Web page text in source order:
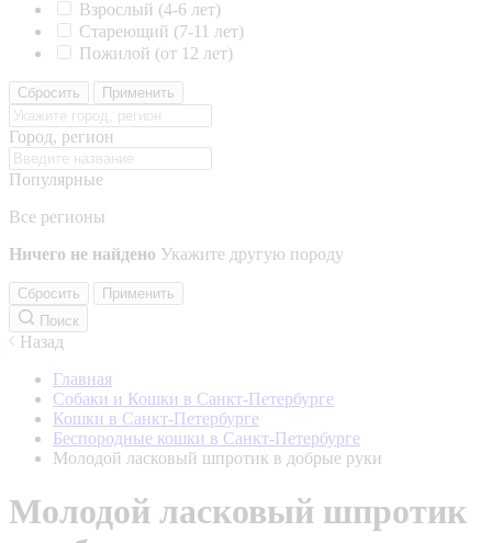
Взрослый (4-6 лет)
Стареющий (7-11 лет)
Пожилой (от 12 лет)
Сбросить Применить
Город, регион
Популярные
Все регионы
Ничего не найдено Укажите другую породу
Сбросить
Применить
Поиск
Назад
Главная
Собаки и Кошки в Санкт-Петербурге
Кошки в Санкт-Петербурге
Беспородные кошки в Санкт-Петербурге
Молодой ласковый шпротик в добрые руки
Молодой ласковый шпротик